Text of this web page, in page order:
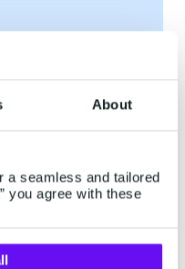
About
a seamless and tailored
you agree with these
gepland
{2} heeft
dat je
bij je hebt.
etc.
passen.
de
hier {3}.